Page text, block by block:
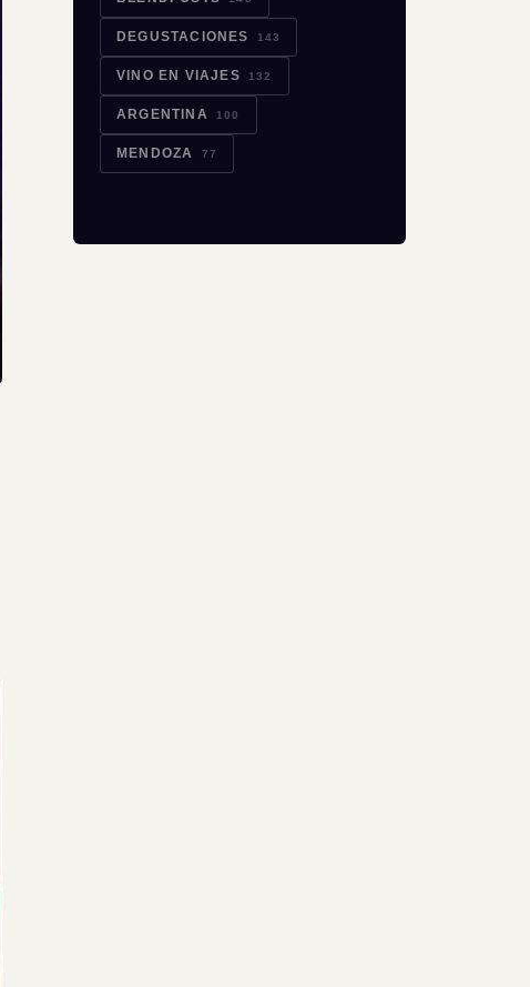
DEGUSTACIONES 143
VINO EN VIAJES 132
ARGENTINA 100
MENDOZA 77